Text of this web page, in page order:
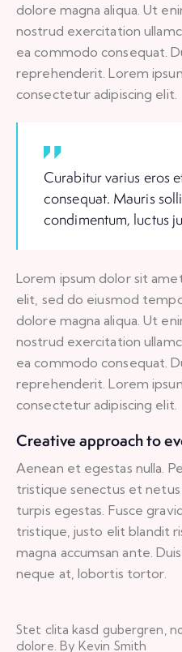
dolore magna aliqua. Ut
nostrud exercitation
ea commodo consequat.
reprehenderit. Lorem
consectetur adipiscing elit.
Curabitur varius eros
consequat. Mauris
condimentum, luctus
Lorem ipsum dolor sit
elit, sed do eiusmod
dolore magna aliqua. Ut
nostrud exercitation
ea commodo consequat.
reprehenderit. Lorem
consectetur adipiscing elit.
Creative approach to
Aenean et egestas nulla.
tristique senectus et
turpis egestas. Fusce
tristique, justo elit blandit
magna accumsan ante.
neque at, lobortis tortor.
Stet clita kasd gubergren,
dolore. By Kevin Smith